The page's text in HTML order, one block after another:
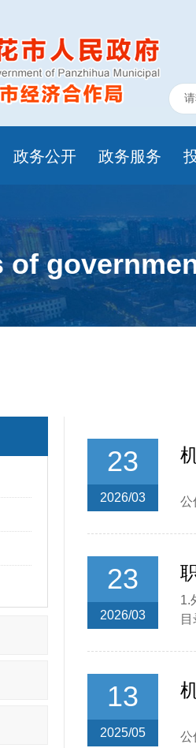
政务公开 政务服务
of
23
2026/03
公
23
2026/03
1.
13
2025/05
公